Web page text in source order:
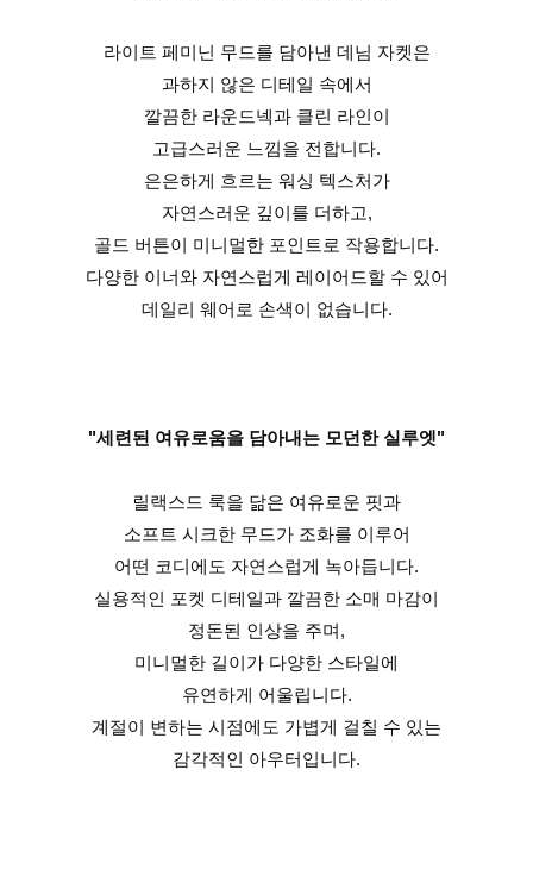
라이트 페미닌 무드를 담아낸 데님 자켓은
과하지 않은 디테일 속에서
깔끔한 라운드넥과 클린 라인이
고급스러운 느낌을 전합니다.
은은하게 흐르는 워싱 텍스처가
자연스러운 깊이를 더하고,
골드 버튼이 미니멀한 포인트로 작용합니다.
다양한 이너와 자연스럽게 레이어드할 수 있어
데일리 웨어로 손색이 없습니다.
"세련된 여유로움을 담아내는 모던한 실루엣"
릴랙스드 룩을 닮은 여유로운 핏과
소프트 시크한 무드가 조화를 이루어
어떤 코디에도 자연스럽게 녹아듭니다.
실용적인 포켓 디테일과 깔끔한 소매 마감이
정돈된 인상을 주며,
미니멀한 길이가 다양한 스타일에
유연하게 어울립니다.
계절이 변하는 시점에도 가볍게 걸칠 수 있는
감각적인 아우터입니다.